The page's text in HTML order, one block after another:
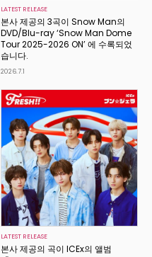
LATEST RELEASE
본사 제공의 3곡이 Snow Man의
DVD/Blu-ray ‘Snow Man Dome
Tour 2025-2026 ON’ 에 수록되었
습니다.
2026.7.1
LATEST RELEASE
본사 제공의 곡이 ICEx의 앨범